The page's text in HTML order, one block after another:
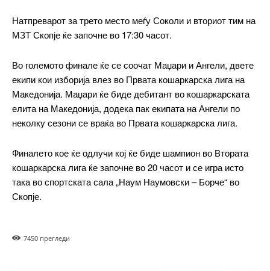
Free
бесплатно / forever
ИЗБЕРЕТЕ ПЛАН
Натпреварот за трето место меѓу Соколи и вториот тим на
МЗТ Скопје ќе започне во 17:30 часот.
Во големото финале ќе се соочат Маџари и Ангели, двете
екипи кои изборија влез во Првата кошаркарска лига на
Македонија. Маџари ќе биде дебитант во кошаркарската
елита на Македонија, додека пак екипата на Ангели по
неколку сезони се враќа во Првата кошаркарска лига.
Финалето кое ќе одлучи кој ќе биде шампион во Втората
кошаркарска лига ќе започне во 20 часот и се игра исто
така во спортската сала „Наум Наумовски – Борче“ во
Скопје.
7450 прегледи